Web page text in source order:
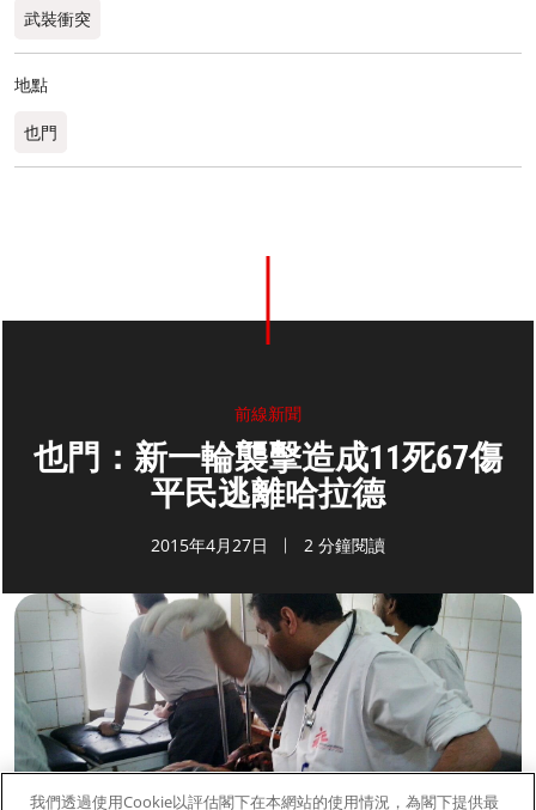
武裝衝突
地點
也門
前線新聞
也門：新一輪襲擊造成11死67傷
平民逃離哈拉德
2015年4月27日 2 分鐘閱讀
我們透過使用Cookie以評估閣下在本網站的使用情況，為閣下提供最